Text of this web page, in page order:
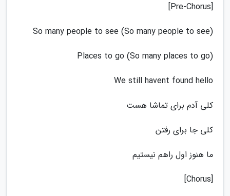
[Pre-Chorus]
So many people to see (So many people to see)
Places to go (So many places to go)
We still havent found hello
کلی آدم برای تماشا هست
کلی جا برای رفتن
ما هنوز اول راهم نیستیم
[Chorus]